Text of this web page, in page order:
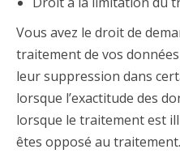
Vous avez le droit de
traitement de vos
leur suppression dans
lorsque l’exactitude des
lorsque le traitement est
êtes opposé au traitement.